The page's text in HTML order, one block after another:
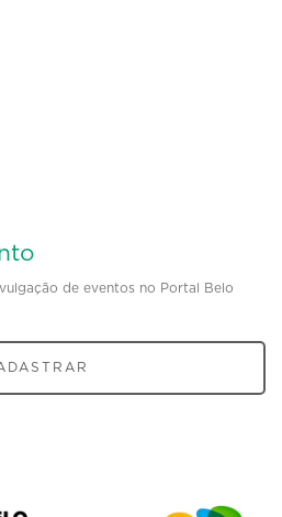
de eventos no Portal Belo